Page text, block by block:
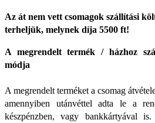
Az át nem vett csomagok szállítási
terheljük, melynek díja 5500 ft!
A megrendelt termék / házhoz
módja
A megrendelt terméket a csomag
amennyiben utánvéttel adta le a
készpénzben, vagy bankkártyával